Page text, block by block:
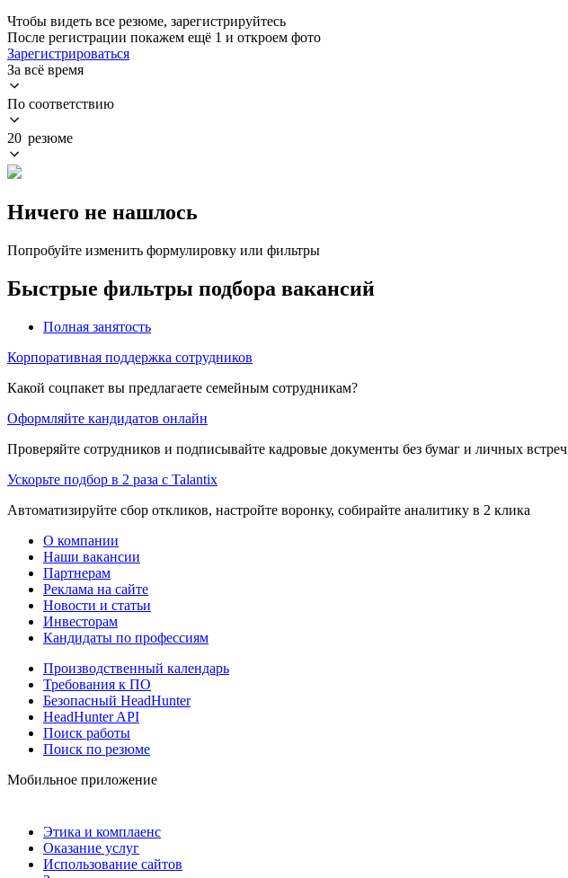
Чтобы видеть все резюме, зарегистрируйтесь
После регистрации покажем ещё 1 и откроем фото
Зарегистрироваться
За всё время
По соответствию
20 резюме
Ничего не нашлось
Попробуйте изменить формулировку или фильтры
Быстрые фильтры подбора вакансий
Полная занятость
Корпоративная поддержка сотрудников
Какой соцпакет вы предлагаете семейным сотрудникам?
Оформляйте кандидатов онлайн
Проверяйте сотрудников и подписывайте кадровые документы без бумаг и личных встреч
Ускорьте подбор в 2 раза с Talantix
Автоматизируйте сбор откликов, настройте воронку, собирайте аналитику в 2 клика
О компании
Наши вакансии
Партнерам
Реклама на сайте
Новости и статьи
Инвесторам
Кандидаты по профессиям
Производственный календарь
Требования к ПО
Безопасный HeadHunter
HeadHunter API
Поиск работы
Поиск по резюме
Мобильное приложение
Этика и комплаенс
Оказание услуг
Использование сайтов